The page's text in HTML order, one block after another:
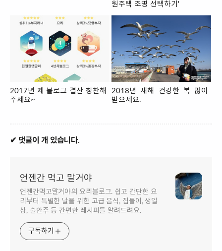
원주택 조명 선택하기'
2017년 제 블로그 결산 칭찬해
주세요~
2018년 새해 건강한 복 많이
받으세요.
✔ 댓글이 개 있습니다.
언젠간 먹고 말거야
언젠간먹고말거야의 요리블로그. 쉽고 간단한 요
리부터 특별한 날을 위한 고급 음식, 집들이, 생일
상, 술안주 등 간편한 레시피를 알려드려요.
구독하기